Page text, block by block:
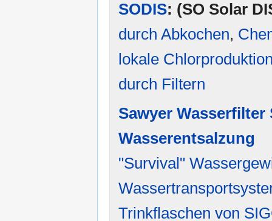
SODIS: (SO Solar
durch Abkochen,
lokale
durch Filtern
Sawyer Wasserfilter
Wasserentsalzung
"Survival"
Trinkflaschen von